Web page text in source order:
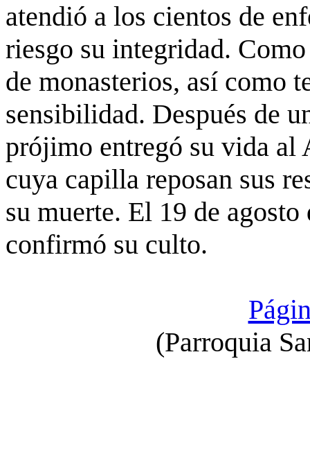
atendió a los cientos de
riesgo su integridad.
de monasterios, así como
sensibilidad. Después de
prójimo entregó su vida al
cuya capilla reposan sus
su muerte. El 19 de
confirmó su culto.
(Parroquia